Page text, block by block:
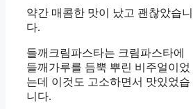
약간 매콤한 맛이 났고 괜찮았습니
다.
들깨크림파스타는 크림파스타에
들깨가루를 듬뿍 뿌린 비주얼이었
는데 이것도 고소하면서 맛있었습
니다.